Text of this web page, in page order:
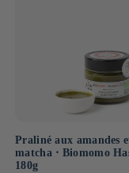
Praliné aux amandes
matcha ⋅ Biomomo
180g